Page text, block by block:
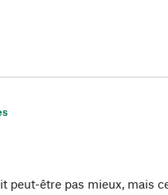
peut-être pas mieux, mais